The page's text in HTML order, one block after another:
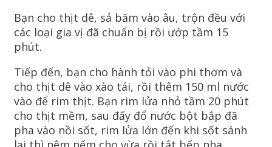
Bạn cho thịt dê, sả băm vào âu, trộn đều với
các loại gia vị đã chuẩn bị rồi ướp tầm 15
phút.
Tiếp đến, bạn cho hành tỏi vào phi thơm và
cho thịt dê vào xào tái, rồi thêm 150 ml nước
vào để rim thịt. Bạn rim lửa nhỏ tầm 20 phút
cho thịt mềm, sau đấy đổ nước bột bắp đã
pha vào nồi sốt, rim lửa lớn đến khi sốt sánh